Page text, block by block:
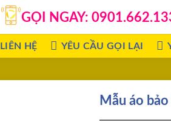
GỌI NGAY:
LIÊN HỆ YÊU CẦU GỌI LẠI
Mẫu áo